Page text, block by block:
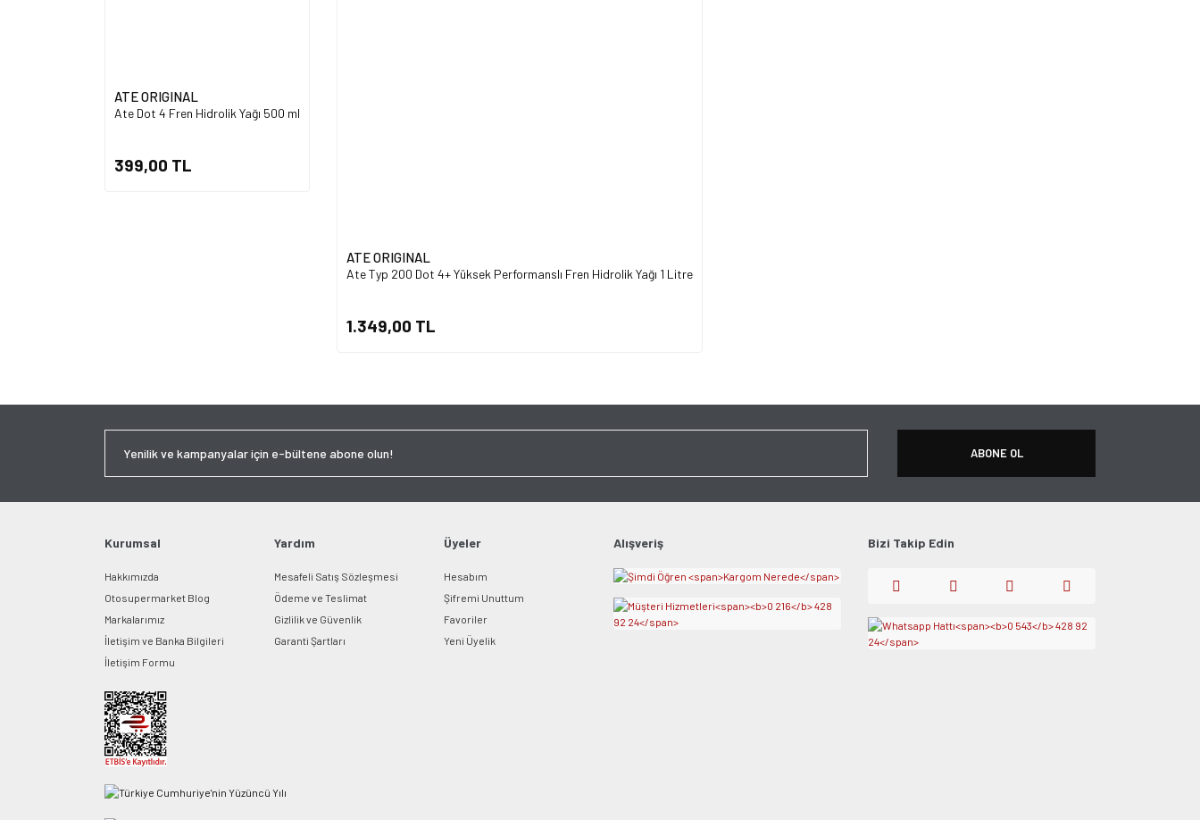
ATE ORIGINAL
Ate Dot 4 Fren Hidrolik Yağı 500 ml
399,00 TL
ATE ORIGINAL
Ate Typ 200 Dot 4+ Yüksek Performanslı Fren Hidrolik Yağı 1 Litre
1.349,00 TL
ABONE OL
Kurumsal
Hakkımızda
Otosupermarket Blog
Markalarımız
İletişim ve Banka Bilgileri
İletişim Formu
Yardım
Mesafeli Satış Sözleşmesi
Ödeme ve Teslimat
Gizlilik ve Güvenlik
Garanti Şartları
Üyeler
Hesabım
Şifremi Unuttum
Favoriler
Yeni Üyelik
Alışveriş Bizi Takip Edin